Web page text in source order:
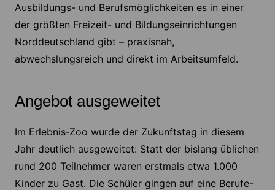
Ausbildungs- und Berufsmöglichkeiten es in einer
der größten Freizeit- und Bildungseinrichtungen
Norddeutschland gibt – praxisnah,
abwechslungsreich und direkt im Arbeitsumfeld.
Angebot ausgeweitet
Im Erlebnis‑Zoo wurde der Zukunftstag in diesem
Jahr deutlich ausgeweitet: Statt der bislang üblichen
rund 200 Teilnehmer waren erstmals etwa 1.000
Kinder zu Gast. Die Schüler gingen auf eine Berufe-